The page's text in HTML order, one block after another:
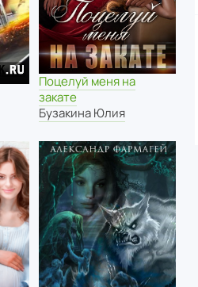
Поцелуй меня на
закате
Бузакина Юлия